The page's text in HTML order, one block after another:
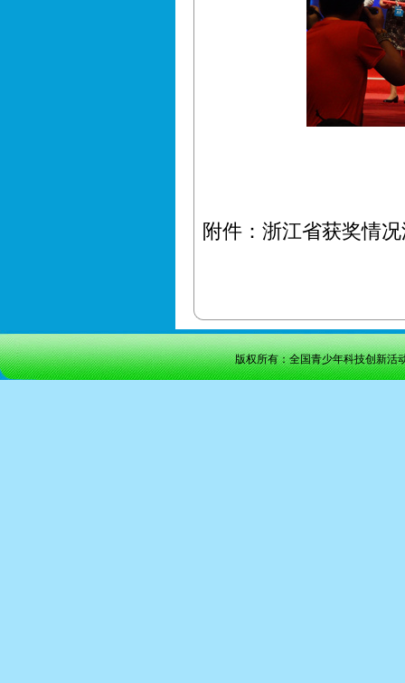
附件： 浙江省获奖情
版权所有：全国青少年科技创新